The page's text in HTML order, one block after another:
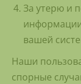
За утерю и
вашей
Наши
спорные